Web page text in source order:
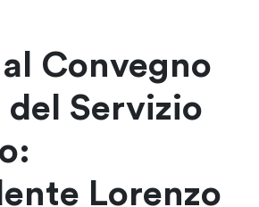
Convegno
del Servizio
Lorenzo